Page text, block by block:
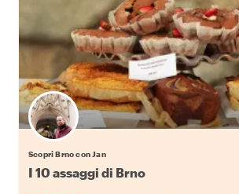
Scopri Brno con Jan
I 10 assaggi di Brno